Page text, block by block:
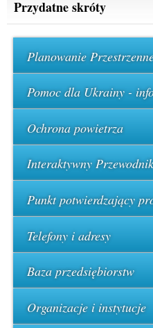
Przydatne skróty
Planowanie
Pomoc dla Ukrainy -
Ochrona powietrza
Interaktywny
Punkt potwierdzający
Telefony i adresy
Baza przedsiębiorstw
Organizacje i instytucje